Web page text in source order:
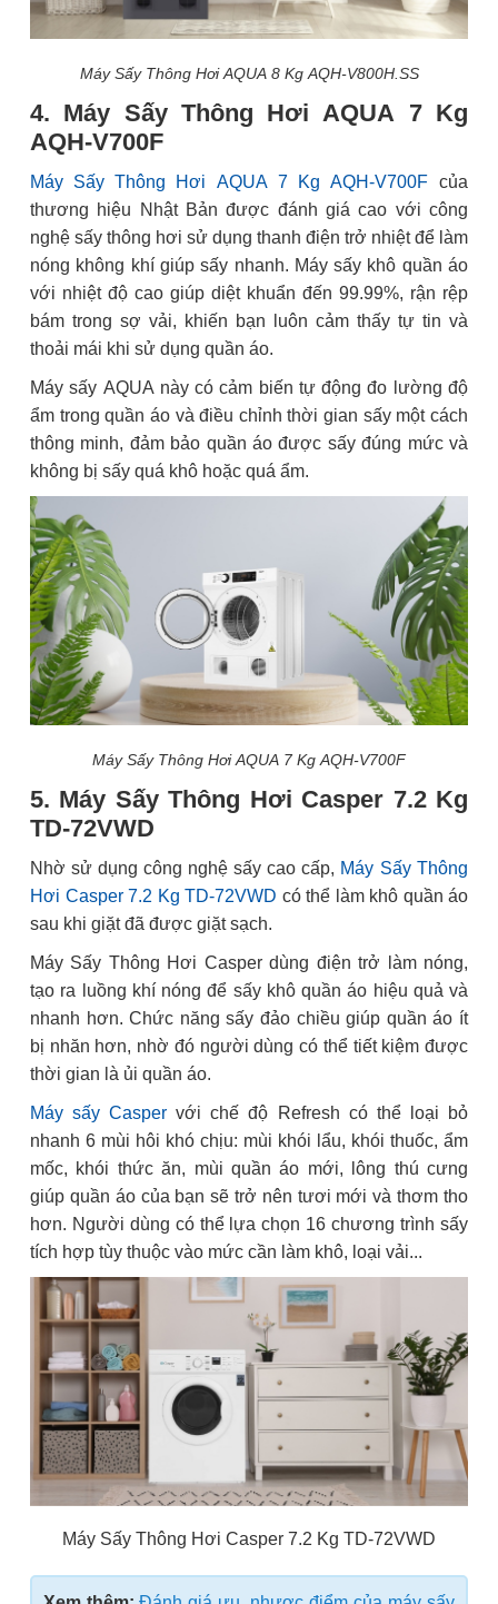
Máy Sấy Thông Hơi AQUA 8 Kg AQH-V800H.SS
4. Máy Sấy Thông Hơi AQUA 7 Kg
AQH-V700F
Máy Sấy Thông Hơi AQUA 7 Kg AQH-V700F của
thương hiệu Nhật Bản được đánh giá cao với công
nghệ sấy thông hơi sử dụng thanh điện trở nhiệt để làm
nóng không khí giúp sấy nhanh. Máy sấy khô quần áo
với nhiệt độ cao giúp diệt khuẩn đến 99.99%, rận rệp
bám trong sợ vải, khiến bạn luôn cảm thấy tự tin và
thoải mái khi sử dụng quần áo.
Máy sấy AQUA này có cảm biến tự động đo lường độ
ẩm trong quần áo và điều chỉnh thời gian sấy một cách
thông minh, đảm bảo quần áo được sấy đúng mức và
không bị sấy quá khô hoặc quá ẩm.
Máy Sấy Thông Hơi AQUA 7 Kg AQH-V700F
5. Máy Sấy Thông Hơi Casper 7.2 Kg
TD-72VWD
Nhờ sử dụng công nghệ sấy cao cấp, Máy Sấy Thông
Hơi Casper 7.2 Kg TD-72VWD có thể làm khô quần áo
sau khi giặt đã được giặt sạch.
Máy Sấy Thông Hơi Casper dùng điện trở làm nóng,
tạo ra luồng khí nóng để sấy khô quần áo hiệu quả và
nhanh hơn. Chức năng sấy đảo chiều giúp quần áo ít
bị nhăn hơn, nhờ đó người dùng có thể tiết kiệm được
thời gian là ủi quần áo.
Máy sấy Casper với chế độ Refresh có thể loại bỏ
nhanh 6 mùi hôi khó chịu: mùi khói lẩu, khói thuốc, ẩm
mốc, khói thức ăn, mùi quần áo mới, lông thú cưng
giúp quần áo của bạn sẽ trở nên tươi mới và thơm tho
hơn. Người dùng có thể lựa chọn 16 chương trình sấy
tích hợp tùy thuộc vào mức cần làm khô, loại vải...
Máy Sấy Thông Hơi Casper 7.2 Kg TD-72VWD